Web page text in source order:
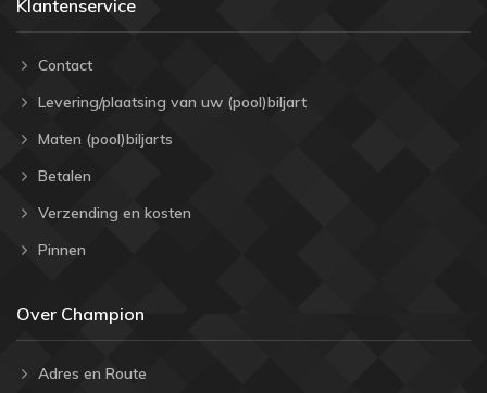
Klantenservice
Contact
Levering/plaatsing van uw (pool)biljart
Maten (pool)biljarts
Betalen
Verzending en kosten
Pinnen
Over Champion
Adres en Route